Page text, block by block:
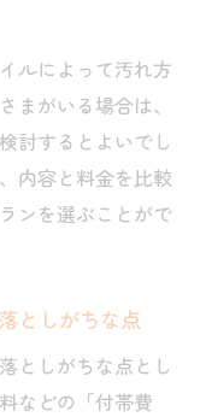
ルによって汚れ方
まがいる場合は、
討するとよいでし
内容と料金を比較
ンを選ぶことがで
としがちな点
としがちな点とし
などの「付帯費